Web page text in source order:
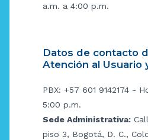
a.m. a 4:00 p.m.
Datos de contacto
Atención al Usuario
PBX: +57 601 9142174 -
5:00 p.m.
Sede Administrativa:
piso 3, Bogotá, D. C.,